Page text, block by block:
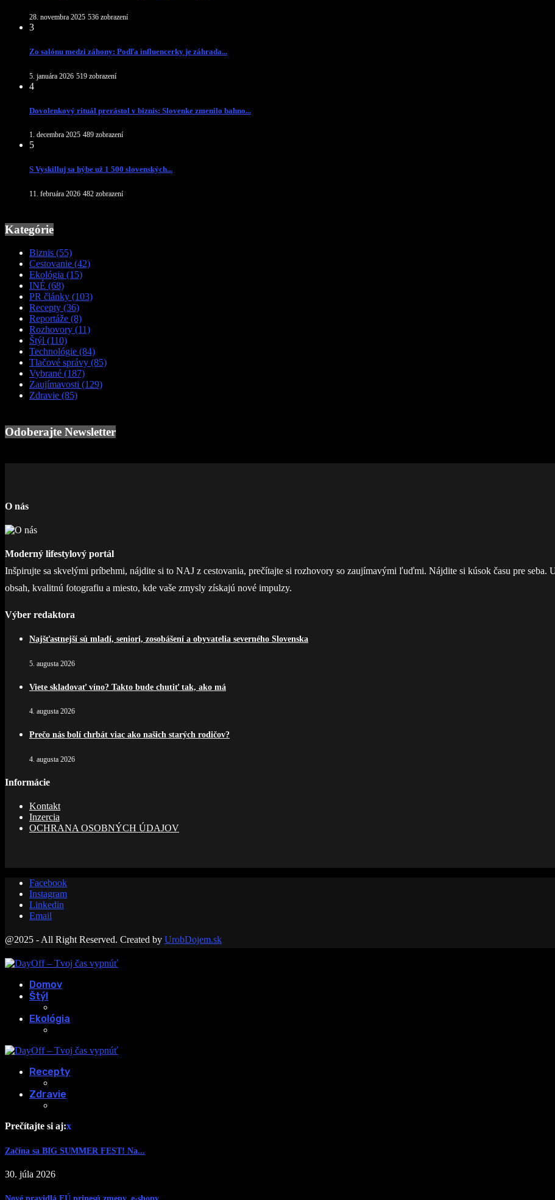
28. novembra 2025 536 zobrazení
3
Zo salónu medzi záhony: Podľa influencerky je záhrada...
5. januára 2026 519 zobrazení
4
Dovolenkový rituál prerástol v biznis: Slovenke zmenilo bahno...
1. decembra 2025 489 zobrazení
5
S Vyskilluj sa hýbe už 1 500 slovenských...
11. februára 2026 482 zobrazení
Kategórie
Biznis (55)
Cestovanie (42)
Ekológia (15)
INÉ (68)
PR články (103)
Recepty (36)
Reportáže (8)
Rozhovory (11)
Štýl (110)
Technológie (84)
Tlačové správy (85)
Vybrané (187)
Zaujímavosti (129)
Zdravie (85)
Odoberajte Newsletter
O nás
Moderný lifestylový portál
Inšpirujte sa skvelými príbehmi, nájdite si to NAJ z cestovania, prečítajte si rozhovory so zaujímavými ľuďmi. Nájdite si kúsok času pre seba.
obsah, kvalitnú fotografiu a miesto, kde vaše zmysly získajú nové impulzy.
Výber redaktora
Najšťastnejší sú mladí, seniori, zosobášení a obyvatelia severného Slovenska
5. augusta 2026
Viete skladovať víno? Takto bude chutiť tak, ako má
4. augusta 2026
Prečo nás bolí chrbát viac ako našich starých rodičov?
4. augusta 2026
Informácie
Kontakt
Inzercia
OCHRANA OSOBNÝCH ÚDAJOV
Facebook
Instagram
Linkedin
Email
@2025 - All Right Reserved. Created by UrobDojem.sk
Domov
Štýl
Ekológia
Recepty
Zdravie
Prečítajte si aj:x
Začína sa BIG SUMMER FEST! Na...
30. júla 2026